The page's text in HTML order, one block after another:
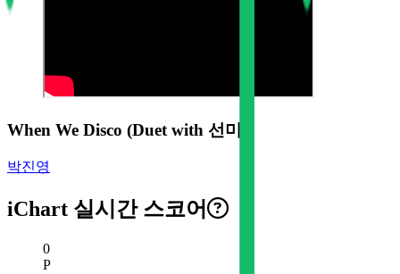
When We Disco (Duet with 선미)
박진영
iChart 실시간 스코어
현재 스코어
0
P